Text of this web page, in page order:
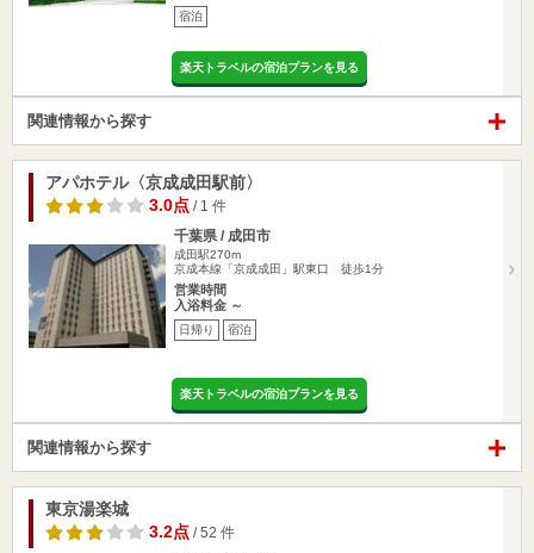
宿泊
楽天トラベルの宿泊プランを見る
関連情報から探す
アパホテル〈京成成田駅前〉
3.0点 / 1 件
千葉県 / 成田市
成田駅270m
京成本線「京成成田」駅東口 徒歩1分
営業時間
入浴料金 ～
日帰り 宿泊
楽天トラベルの宿泊プランを見る
関連情報から探す
東京湯楽城
3.2点 / 52 件